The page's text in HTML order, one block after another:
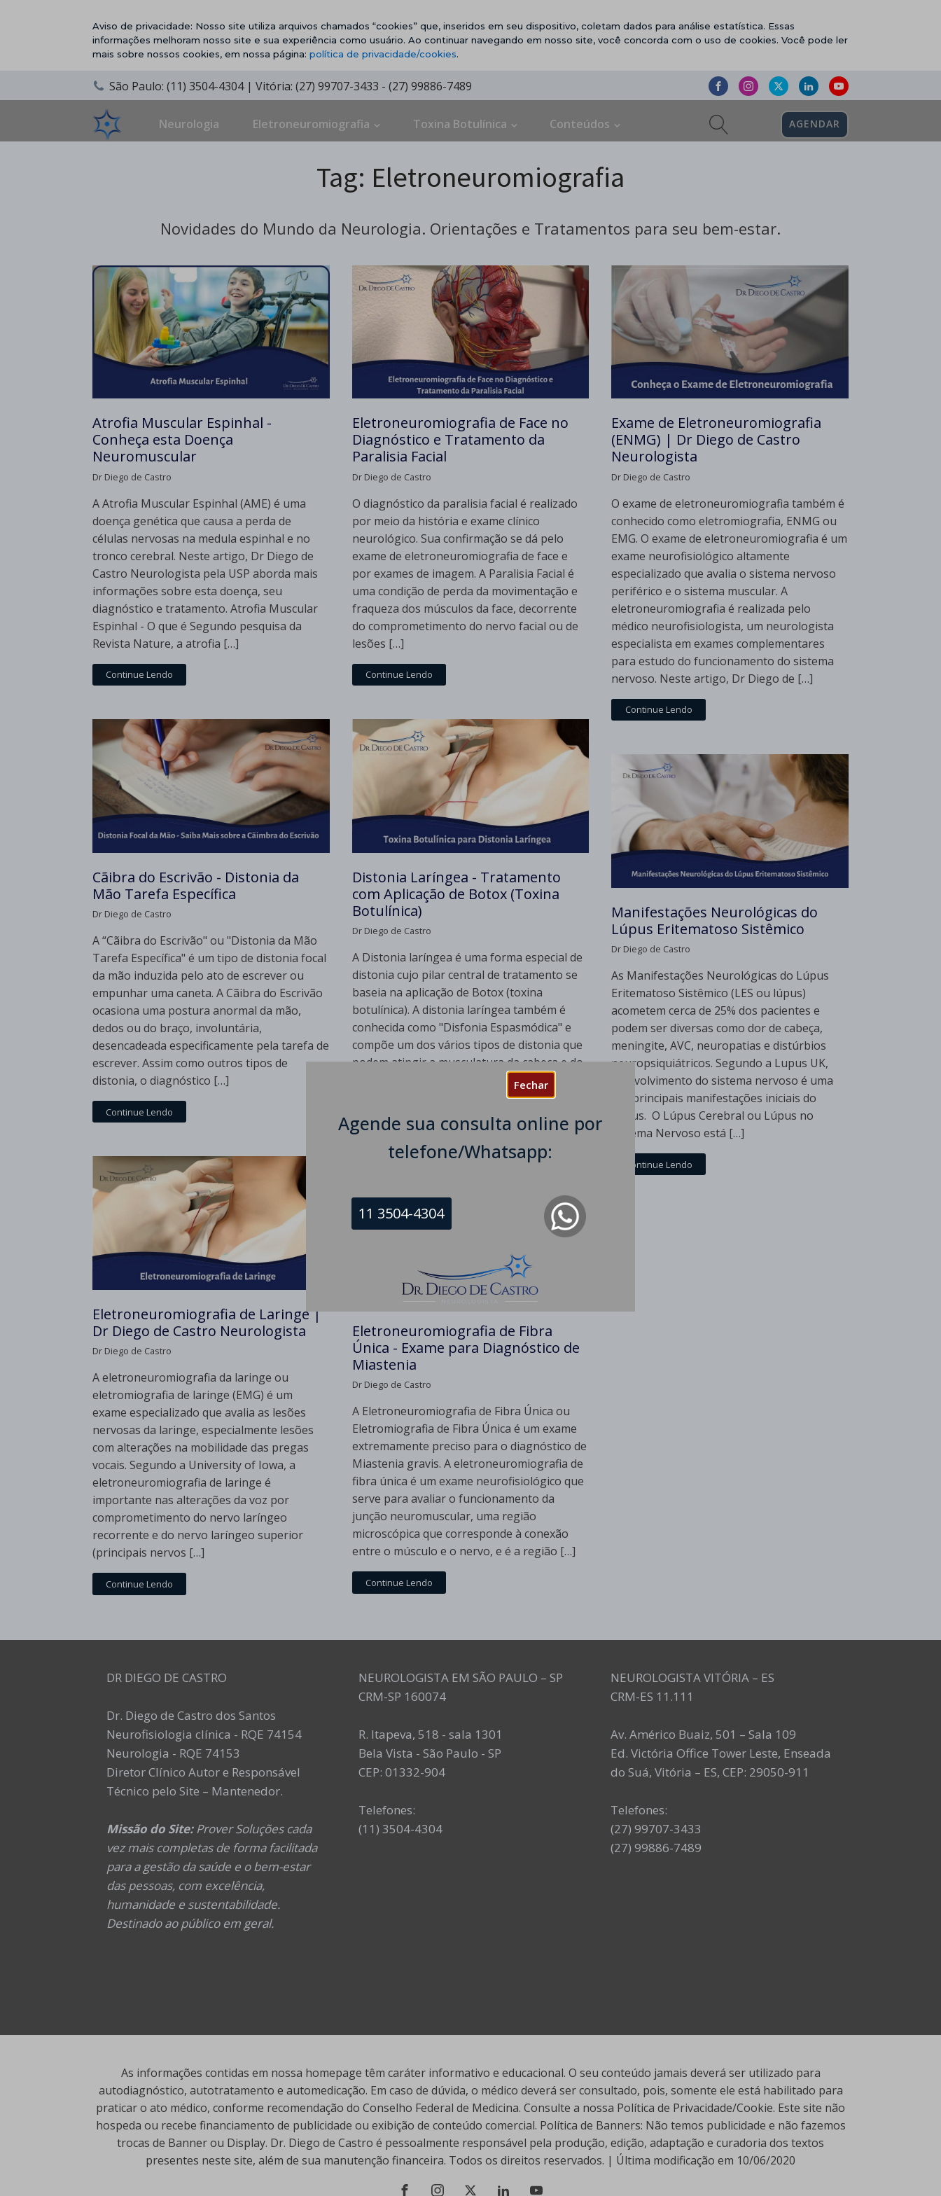
Fechar
Agende sua consulta online por
telefone/Whatsapp:
11 3504-4304
Aviso de privacidade: Nosso site utiliza arquivos chamados “cookies” que, inseridos em seu dispositivo, coletam dados para análise estatística. Essas
informações melhoram nosso site e sua experiência como usuário. Ao continuar navegando em nosso site, você concorda com o uso de cookies. Você pode ler
mais sobre nossos cookies, em nossa página: política de privacidade/cookies.
São Paulo: (11) 3504-4304 | Vitória: (27) 99707-3433 - (27) 99886-7489
Neurologia Eletroneuromiografia Toxina Botulínica Conteúdos AGENDAR
Tag: Eletroneuromiografia
Novidades do Mundo da Neurologia. Orientações e Tratamentos para seu bem-estar.
Atrofia Muscular Espinhal -
Conheça esta Doença
Neuromuscular
Dr Diego de Castro
A Atrofia Muscular Espinhal (AME) é uma
doença genética que causa a perda de
células nervosas na medula espinhal e no
tronco cerebral. Neste artigo, Dr Diego de
Castro Neurologista pela USP aborda mais
informações sobre esta doença, seu
diagnóstico e tratamento. Atrofia Muscular
Espinhal - O que é Segundo pesquisa da
Revista Nature, a atrofia […]
Continue Lendo
Cãibra do Escrivão - Distonia da
Mão Tarefa Específica
Dr Diego de Castro
A “Cãibra do Escrivão" ou "Distonia da Mão
Tarefa Específica" é um tipo de distonia focal
da mão induzida pelo ato de escrever ou
empunhar uma caneta. A Cãibra do Escrivão
ocasiona uma postura anormal da mão,
dedos ou do braço, involuntária,
desencadeada especificamente pela tarefa de
escrever. Assim como outros tipos de
distonia, o diagnóstico […]
Continue Lendo
Eletroneuromiografia de Laringe |
Dr Diego de Castro Neurologista
Dr Diego de Castro
A eletroneuromiografia da laringe ou
eletromiografia de laringe (EMG) é um
exame especializado que avalia as lesões
nervosas da laringe, especialmente lesões
com alterações na mobilidade das pregas
vocais. Segundo a University of Iowa, a
eletroneuromiografia de laringe é
importante nas alterações da voz por
comprometimento do nervo laríngeo
recorrente e do nervo laríngeo superior
(principais nervos […]
Continue Lendo
Eletroneuromiografia de Face no
Diagnóstico e Tratamento da
Paralisia Facial
Dr Diego de Castro
O diagnóstico da paralisia facial é realizado
por meio da história e exame clínico
neurológico. Sua confirmação se dá pelo
exame de eletroneuromiografia de face e
por exames de imagem. A Paralisia Facial é
uma condição de perda da movimentação e
fraqueza dos músculos da face, decorrente
do comprometimento do nervo facial ou de
lesões […]
Continue Lendo
Distonia Laríngea - Tratamento
com Aplicação de Botox (Toxina
Botulínica)
Dr Diego de Castro
A Distonia laríngea é uma forma especial de
distonia cujo pilar central de tratamento se
baseia na aplicação de Botox (toxina
botulínica). A distonia laríngea também é
conhecida como "Disfonia Espasmódica" e
compõe um dos vários tipos de distonia que
podem atingir a musculatura da cabeça e do
pescoço, incluindo: Neste artigo, Dr Diego de
Continue Lendo
Eletroneuromiografia de Fibra
Única - Exame para Diagnóstico de
Miastenia
Dr Diego de Castro
A Eletroneuromiografia de Fibra Única ou
Eletromiografia de Fibra Única é um exame
extremamente preciso para o diagnóstico de
Miastenia gravis. A eletroneuromiografia de
fibra única é um exame neurofisiológico que
serve para avaliar o funcionamento da
junção neuromuscular, uma região
microscópica que corresponde à conexão
entre o músculo e o nervo, e é a região […]
Continue Lendo
Exame de Eletroneuromiografia
(ENMG) | Dr Diego de Castro
Neurologista
Dr Diego de Castro
O exame de eletroneuromiografia também é
conhecido como eletromiografia, ENMG ou
EMG. O exame de eletroneuromiografia é um
exame neurofisiológico altamente
especializado que avalia o sistema nervoso
periférico e o sistema muscular. A
eletroneuromiografia é realizada pelo
médico neurofisiologista, um neurologista
especialista em exames complementares
para estudo do funcionamento do sistema
nervoso. Neste artigo, Dr Diego de […]
Continue Lendo
Manifestações Neurológicas do
Lúpus Eritematoso Sistêmico
Dr Diego de Castro
As Manifestações Neurológicas do Lúpus
Eritematoso Sistêmico (LES ou lúpus)
acometem cerca de 25% dos pacientes e
podem ser diversas como dor de cabeça,
meningite, AVC, neuropatias e distúrbios
neuropsiquiátricos. Segundo a Lupus UK,
o envolvimento do sistema nervoso é uma
das principais manifestações iniciais do
Lúpus. O Lúpus Cerebral ou Lúpus no
Sistema Nervoso está […]
Continue Lendo
DR DIEGO DE CASTRO
Dr. Diego de Castro dos Santos
Neurofisiologia clínica - RQE 74154
Neurologia - RQE 74153
Diretor Clínico Autor e Responsável
Técnico pelo Site – Mantenedor.
Missão do Site:Prover Soluções cada
vez mais completas de forma facilitada
para a gestão da saúde e o bem-estar
das pessoas, com excelência,
humanidade e sustentabilidade.
Destinado ao público em geral.
NEUROLOGISTA EM SÃO PAULO – SP
CRM-SP 160074
R. Itapeva, 518 - sala 1301
Bela Vista - São Paulo - SP
CEP: 01332-904
Telefones:
(11) 3504-4304
NEUROLOGISTA VITÓRIA – ES
CRM-ES 11.111
Av. Américo Buaiz, 501 – Sala 109
Ed. Victória Office Tower Leste, Enseada
do Suá, Vitória – ES, CEP: 29050-911
Telefones:
(27) 99707-3433
(27) 99886-7489
As informações contidas em nossa homepage têm caráter informativo e educacional. O seu conteúdo jamais deverá ser utilizado para
autodiagnóstico, autotratamento e automedicação. Em caso de dúvida, o médico deverá ser consultado, pois, somente ele está habilitado para
praticar o ato médico, conforme recomendação do Conselho Federal de Medicina. Consulte a nossa Política de Privacidade/Cookie. Este site não
hospeda ou recebe financiamento de publicidade ou exibição de conteúdo comercial. Política de Banners: Não temos publicidade e não fazemos
trocas de Banner ou Display. Dr. Diego de Castro é pessoalmente responsável pela produção, edição, adaptação e curadoria dos textos
presentes neste site, além de sua manutenção financeira. Todos os direitos reservados. | Última modificação em 10/06/2020